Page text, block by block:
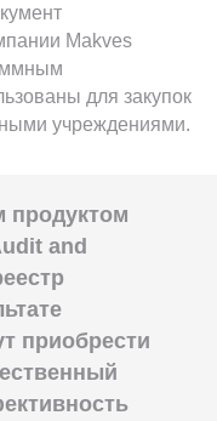
Makves
для закупок
учреждениями.
продуктом
and
приобрести